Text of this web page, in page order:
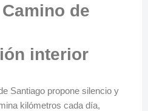
de
interior
Santiago propone silencio y
kilómetros cada día,